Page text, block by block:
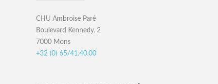
CHU Ambroise Paré
Boulevard Kennedy, 2
7000 Mons
+32 (0) 65/41.40.00